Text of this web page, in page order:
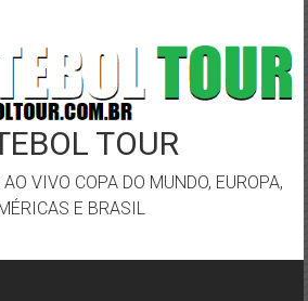
TOUR
VIVO COPA DO MUNDO, EUROPA,
E BRASIL